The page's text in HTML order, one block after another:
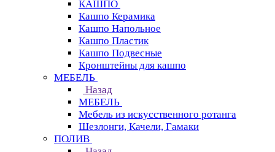
КАШПО
Кашпо Керамика
Кашпо Напольное
Кашпо Пластик
Кашпо Подвесные
Кронштейны для кашпо
МЕБЕЛЬ
Назад
МЕБЕЛЬ
Мебель из искусственного ротанга
Шезлонги, Качели, Гамаки
ПОЛИВ